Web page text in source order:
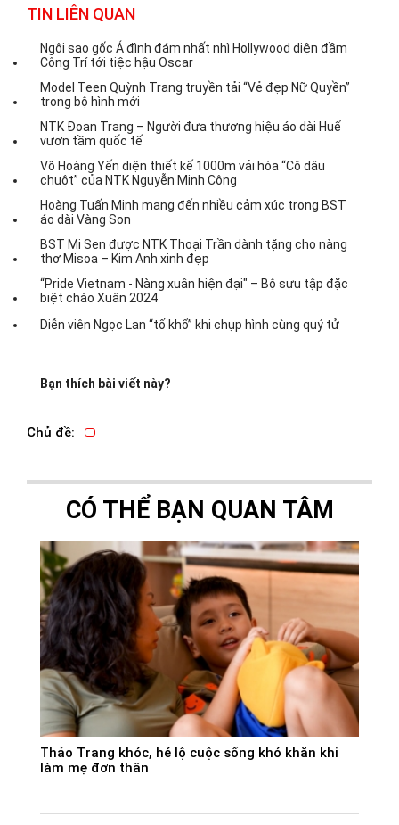
TIN LIÊN QUAN
Ngôi sao gốc Á đình đám nhất nhì Hollywood diện đầm
Công Trí tới tiệc hậu Oscar
Model Teen Quỳnh Trang truyền tải “Vẻ đẹp Nữ Quyền”
trong bộ hình mới
NTK Đoan Trang – Người đưa thương hiệu áo dài Huế
vươn tầm quốc tế
Võ Hoàng Yến diện thiết kế 1000m vải hóa “Cô dâu
chuột” của NTK Nguyễn Minh Công
Hoàng Tuấn Minh mang đến nhiều cảm xúc trong BST
áo dài Vàng Son
BST Mi Sen được NTK Thoại Trần dành tặng cho nàng
thơ Misoa – Kim Anh xinh đẹp
“Pride Vietnam - Nàng xuân hiện đại" – Bộ sưu tập đặc
biệt chào Xuân 2024
Diễn viên Ngọc Lan “tố khổ” khi chụp hình cùng quý tử
Bạn thích bài viết này?
Chủ đề:
CÓ THỂ BẠN QUAN TÂM
Thảo Trang khóc, hé lộ cuộc sống khó khăn khi
làm mẹ đơn thân